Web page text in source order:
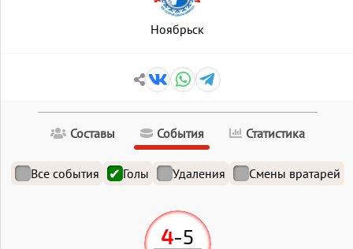
Ноябрьск
Составы События Статистика
Все события Голы Удаления Смены вратарей
4-5